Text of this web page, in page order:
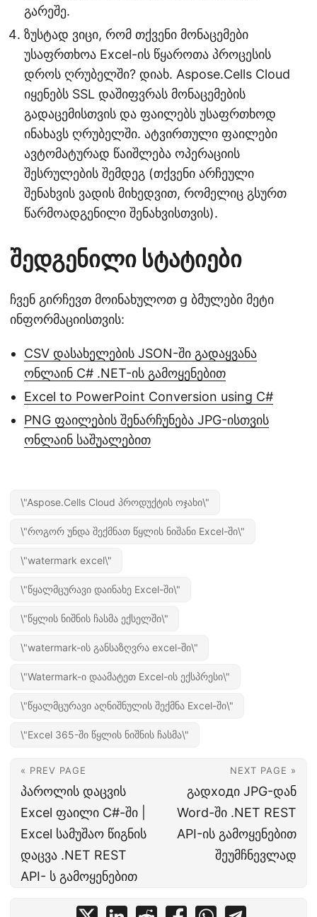
გარეშე.
ზუსტად ვიცი, რომ თქვენი მონაცემები
უსაფრთხოა Excel-ის წყაროთა პროცესის
დროს ღრუბელში? დიახ. Aspose.Cells Cloud
იყენებს SSL დაშიფვრას მონაცემების
გადაცემისთვის და ფაილებს უსაფრთხოდ
ინახავს ღრუბელში. ატვირთული ფაილები
ავტომატურად წაიშლება ოპერაციის
შესრულების შემდეგ (თქვენი არჩეული
შენახვის ვადის მიხედვით, რომელიც გსურთ
წარმოადგენილი შენახვისთვის).
შედგენილი სტატიები
ჩვენ გირჩევთ მოინახულოთ g ბმულები მეტი
ინფორმაციისთვის:
CSV დასახელების JSON-ში გადაყვანა
ონლაინ C# .NET-ის გამოყენებით
Excel to PowerPoint Conversion using C#
PNG ფაილების შენარჩუნება JPG-ისთვის
ონლაინ საშუალებით
\"Aspose.Cells Cloud პროდუქტის ოჯახი\"
\"როგორ უნდა შექმნათ წყლის ნიშანი Excel-ში\"
\"watermark excel\"
\"წყალმცურავი დაინახე Excel-ში\"
\"წყლის ნიშნის ჩასმა ექსელში\"
\"watermark-ის განსაზღვრა excel-ში\"
\"Watermark-ი დაამატეთ Excel-ის ექსპრესი\"
\"წყალმცურავი აღნიშნულის შექმნა Excel-ში\"
\"Excel 365-ში წყლის ნიშნის ჩასმა\"
« PREV PAGE
პაროლის დაცვის
Excel ფაილი C#-ში |
Excel სამუშაო წიგნის
დაცვა .NET REST
API- ს გამოყენებით
NEXT PAGE »
გადходი JPG-დან
Word-ში .NET REST
API-ის გამოყენებით
შეუმჩნევლად